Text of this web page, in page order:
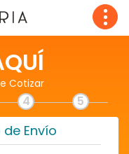
Cotizar
4 5
Envío